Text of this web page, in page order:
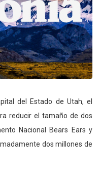
del Estado de Utah, el
reducir el tamaño de dos
Nacional Bears Ears y
dos millones de